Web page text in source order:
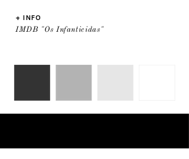
+ INFO
IMDB "Os Infanticidas"